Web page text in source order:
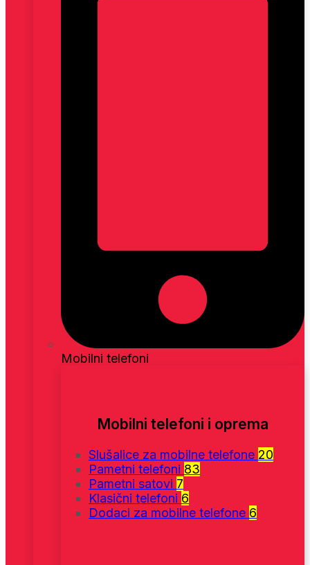
Mobilni telefoni
Mobilni telefoni i oprema
Slušalice za mobilne telefone 20
Pametni telefoni 83
Pametni satovi 7
Klasični telefoni 6
Dodaci za mobilne telefone 6